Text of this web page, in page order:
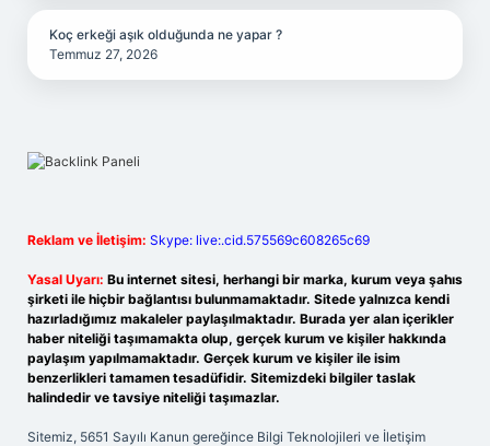
Koç erkeği aşık olduğunda ne yapar ?
Temmuz 27, 2026
Reklam ve İletişim: Skype: live:.cid.575569c608265c69
Yasal Uyarı: Bu internet sitesi, herhangi bir marka, kurum veya şahıs
şirketi ile hiçbir bağlantısı bulunmamaktadır. Sitede yalnızca kendi
hazırladığımız makaleler paylaşılmaktadır. Burada yer alan içerikler
haber niteliği taşımamakta olup, gerçek kurum ve kişiler hakkında
paylaşım yapılmamaktadır. Gerçek kurum ve kişiler ile isim
benzerlikleri tamamen tesadüfidir. Sitemizdeki bilgiler taslak
halindedir ve tavsiye niteliği taşımazlar.
Sitemiz, 5651 Sayılı Kanun gereğince Bilgi Teknolojileri ve İletişim